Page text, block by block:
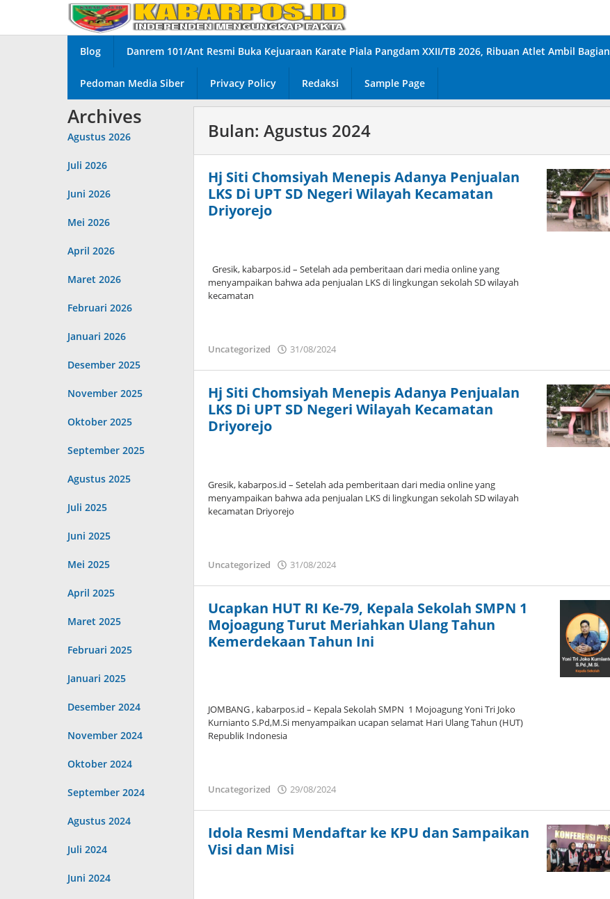
konten
Blog Danrem 101/Ant Resmi Buka Kejuaraan Karate Piala Pangdam XXII/TB 2026, Ribuan Atlet Ambil Bagian
Pedoman Media Siber Privacy Policy Redaksi Sample Page
Archives
Agustus 2026
Juli 2026
Juni 2026
Mei 2026
April 2026
Maret 2026
Februari 2026
Januari 2026
Desember 2025
November 2025
Oktober 2025
September 2025
Agustus 2025
Juli 2025
Juni 2025
Mei 2025
April 2025
Maret 2025
Februari 2025
Januari 2025
Desember 2024
November 2024
Oktober 2024
September 2024
Agustus 2024
Juli 2024
Juni 2024
Bulan:Agustus 2024
Hj Siti Chomsiyah Menepis Adanya Penjualan
LKS Di UPT SD Negeri Wilayah Kecamatan
Driyorejo
Gresik, kabarpos.id – Setelah ada pemberitaan dari media online yang
menyampaikan bahwa ada penjualan LKS di lingkungan sekolah SD wilayah
kecamatan
Uncategorized 31/08/2024
Hj Siti Chomsiyah Menepis Adanya Penjualan
LKS Di UPT SD Negeri Wilayah Kecamatan
Driyorejo
Gresik, kabarpos.id – Setelah ada pemberitaan dari media online yang
menyampaikan bahwa ada penjualan LKS di lingkungan sekolah SD wilayah
kecamatan Driyorejo
Uncategorized 31/08/2024
Ucapkan HUT RI Ke-79, Kepala Sekolah SMPN 1
Mojoagung Turut Meriahkan Ulang Tahun
Kemerdekaan Tahun Ini
JOMBANG , kabarpos.id – Kepala Sekolah SMPN 1 Mojoagung Yoni Tri Joko
Kurnianto S.Pd,M.Si menyampaikan ucapan selamat Hari Ulang Tahun (HUT)
Republik Indonesia
Uncategorized 29/08/2024
Idola Resmi Mendaftar ke KPU dan Sampaikan
Visi dan Misi